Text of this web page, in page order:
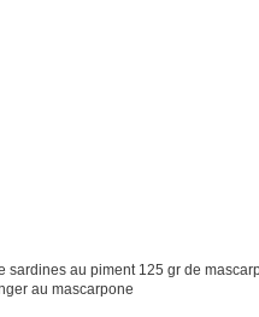
sardines au piment 125 gr de
au mascarpone